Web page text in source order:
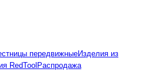
передвижныеИзделия из
RedTool Распродажа